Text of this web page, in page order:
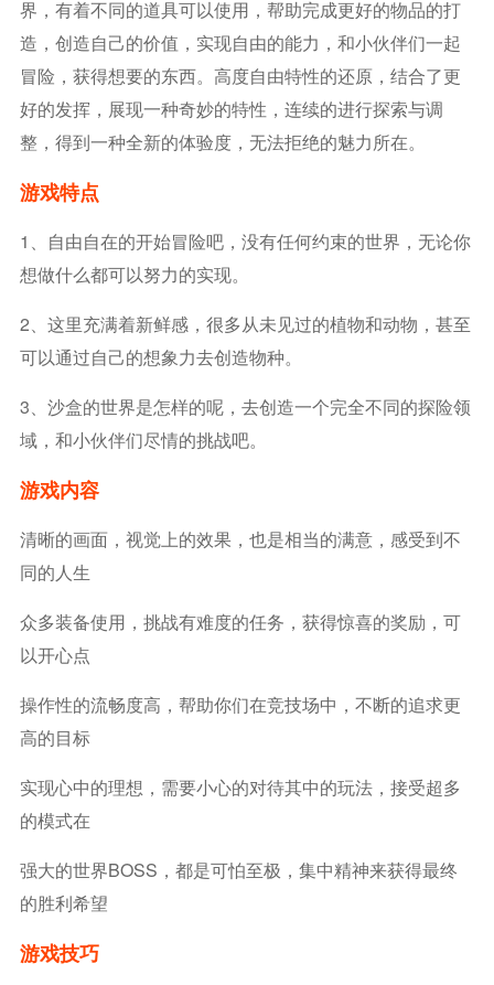
界，有着不同的道具可以使用，帮助完成更好的物品的打
造，创造自己的价值，实现自由的能力，和小伙伴们一起
冒险，获得想要的东西。高度自由特性的还原，结合了更
好的发挥，展现一种奇妙的特性，连续的进行探索与调
整，得到一种全新的体验度，无法拒绝的魅力所在。
游戏特点
1、自由自在的开始冒险吧，没有任何约束的世界，无论你
想做什么都可以努力的实现。
2、这里充满着新鲜感，很多从未见过的植物和动物，甚至
可以通过自己的想象力去创造物种。
3、沙盒的世界是怎样的呢，去创造一个完全不同的探险领
域，和小伙伴们尽情的挑战吧。
游戏内容
清晰的画面，视觉上的效果，也是相当的满意，感受到不
同的人生
众多装备使用，挑战有难度的任务，获得惊喜的奖励，可
以开心点
操作性的流畅度高，帮助你们在竞技场中，不断的追求更
高的目标
实现心中的理想，需要小心的对待其中的玩法，接受超多
的模式在
强大的世界BOSS，都是可怕至极，集中精神来获得最终
的胜利希望
游戏技巧